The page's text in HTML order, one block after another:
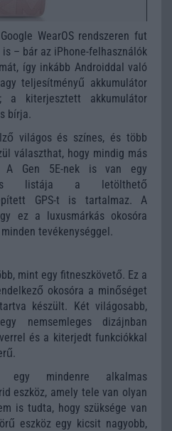
WearOS rendszeren fut
– bár az iPhone-felhasználók
így inkább Androiddal való
teljesítményű akkumulátor
kiterjesztett akkumulátor
bírja.
világos és színes, és több
választhat, hogy mindig más
A Gen 5E-nek is van egy
listája a letölthető
GPS-t is tartalmaz. A
ez a luxusmárkás okosóra
tevékenységgel.
mint egy fitneszkövető. Ez a
okosóra a minőséget
készült. Két világosabb,
nemsemleges dizájnban
és a kiterjedt funkciókkal
mindenre alkalmas
eszköz, amely tele van olyan
is tudta, hogy szüksége van
eszköz egy kicsit nagyobb,